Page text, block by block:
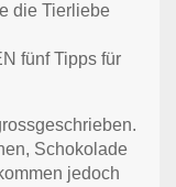
die Tierliebe
fünf Tipps für
Schokolade
jedoch